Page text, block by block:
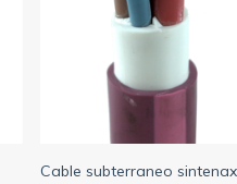
Cable subterraneo sintenax